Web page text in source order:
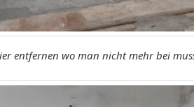
entfernen wo man nicht mehr bei